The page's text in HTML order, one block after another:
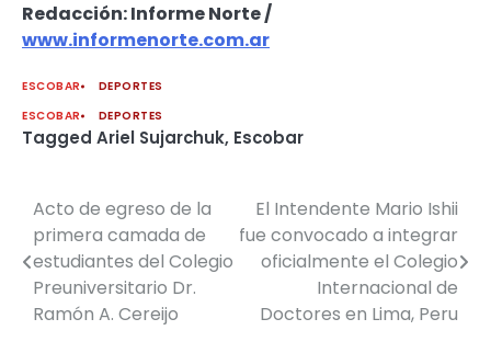
Redacción: Informe Norte /
www.informenorte.com.ar
ESCOBAR
DEPORTES
ESCOBAR
DEPORTES
Tagged Ariel Sujarchuk, Escobar
Navegación
de
entradas
Acto de egreso de la
primera camada de
estudiantes del Colegio
Preuniversitario Dr.
Ramón A. Cereijo
El Intendente Mario Ishii
fue convocado a integrar
oficialmente el Colegio
Internacional de
Doctores en Lima, Peru